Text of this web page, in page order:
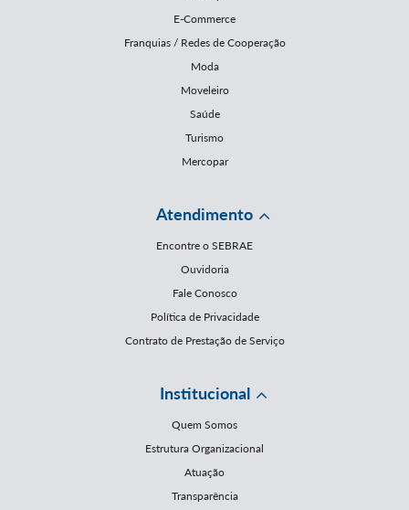
E-Commerce
Franquias / Redes de Cooperação
Moda
Moveleiro
Saúde
Turismo
Mercopar
Atendimento
Encontre o SEBRAE
Ouvidoria
Fale Conosco
Política de Privacidade
Contrato de Prestação de Serviço
Institucional
Quem Somos
Estrutura Organizacional
Atuação
Transparência